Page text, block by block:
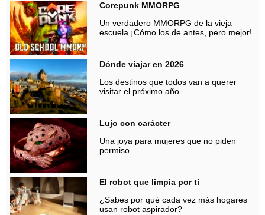
Corepunk MMORPG
Un verdadero MMORPG de la vieja
escuela ¡Cómo los de antes, pero mejor!
Dónde viajar en 2026
Los destinos que todos van a querer
visitar el próximo año
Lujo con carácter
Una joya para mujeres que no piden
permiso
El robot que limpia por ti
¿Sabes por qué cada vez más hogares
usan robot aspirador?